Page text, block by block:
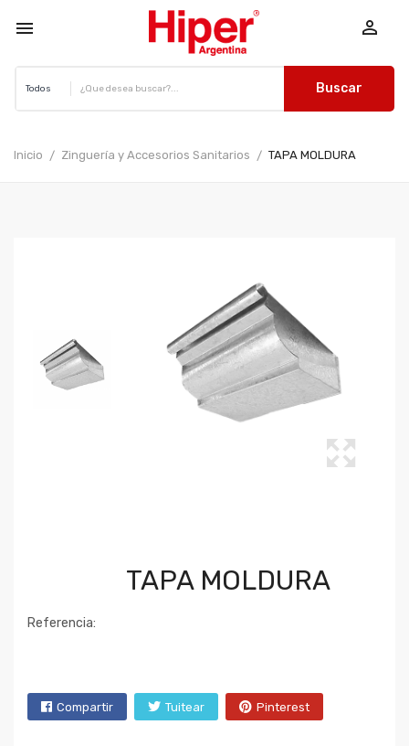
 
Buscar
Inicio Zinguería y Accesorios Sanitarios TAPA MOLDURA
TAPA MOLDURA
Referencia:
Compartir Tuitear Pinterest